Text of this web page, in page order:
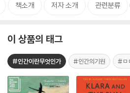
책소개 저자 소개 관련분류
이 상품의 태그
#인간이란무엇인가 #인간의기원 #ㅁ